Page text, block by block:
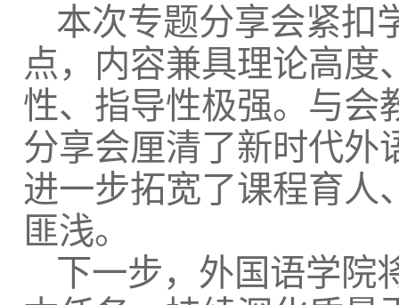
本次专题分享会紧扣
点，内容兼具理论高度
性、指导性极强。与会
分享会厘清了新时代外
进一步拓宽了课程育人
匪浅。
下一步，外国语学院